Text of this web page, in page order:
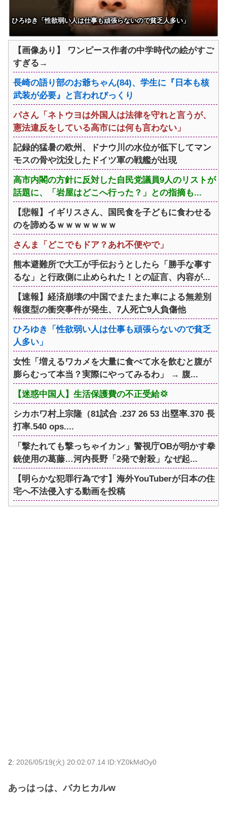
ひろゆき「性欲弱い人は仕事も頑張らないので貧乏人多い」
【画像あり】 ワンピース作者の中学時代の絵がすご
すぎる→
長崎の語り部のお爺ちゃん(84)、学生に『日本も核
武装が必要』と言われびっくり
パさん「ネトウヨは外国人は法律を守れと言うが、
憲法違反をしている高市には何も言わない」
記録的猛暑の欧州、ドナウ川の水位が低下してマン
モスの骨や沈没したドイツ軍の戦艦が出現
高市内閣の方針に反対した自民党議員9人のリストが
話題に、「岩屋はどこへ行った？」との指摘も...
【悲報】イギリスさん、国民食を子どもに食わせる
のを諦めるｗｗｗｗｗｗｗ
さんま「どこでもドア？あれ不便やで」
熊本避難所で大工が手伝おうとしたら「勝手な事す
るな」と行政側に止められた！との証言、内容が...
【速報】経済崩壊の中国でまたまた車による無差別
報復型の衝突事件が発生、7人死亡9人負傷他
ひろゆき「性欲弱い人は仕事も頑張らないので貧乏
人多い」
女性「増えるワカメを大量に食べて水を飲むと腹が
膨らむって本当？実際にやってみるわ」 → 腹...
【迷惑中国人】生活保護費の不正受給💢
シカホワ村上宗隆（81試合 .237 26 53 出塁率.370 長
打率.540 ops....
「撃たれても撃っちゃイカン」警視庁OBが明かす拳
銃使用の葛藤…河内長野「2発で射殺」なぜ起...
【明らかな犯罪行為です】海外YouTuberが日本の住
宅へ不法侵入する動画を投稿
2: 2026/05/19(火) 20:02:07.14 ID:YZ0kMdOy0
あっはっは、バカヒカルw